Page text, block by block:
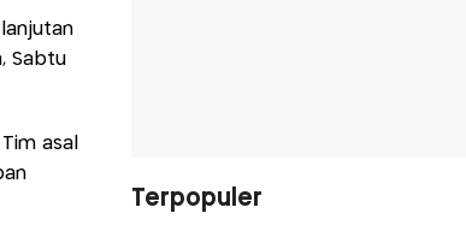
Sabtu
asal
Terpopuler